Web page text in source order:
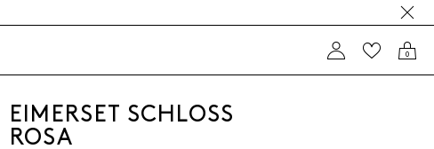
0
EIMERSET SCHLOSS
ROSA